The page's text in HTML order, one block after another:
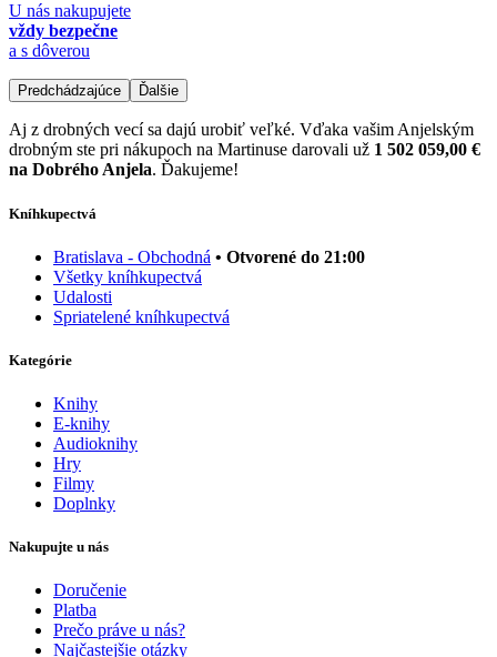
U nás nakupujete
vždy bezpečne
a s dôverou
Predchádzajúce Ďalšie
Aj z drobných vecí sa dajú urobiť veľké. Vďaka vašim Anjelským
drobným ste pri nákupoch na Martinuse darovali už 1 502 059,00 €
na Dobrého Anjela. Ďakujeme!
Kníhkupectvá
Bratislava - Obchodná • Otvorené do 21:00
Všetky kníhkupectvá
Udalosti
Spriatelené kníhkupectvá
Kategórie
Knihy
E-knihy
Audioknihy
Hry
Filmy
Doplnky
Nakupujte u nás
Doručenie
Platba
Prečo práve u nás?
Najčastejšie otázky